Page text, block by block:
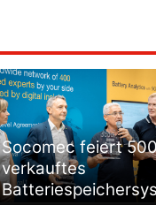
Socomec feiert
verkauftes